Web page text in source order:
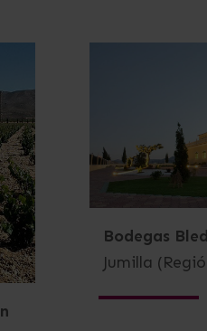
Bodegas
Jumilla